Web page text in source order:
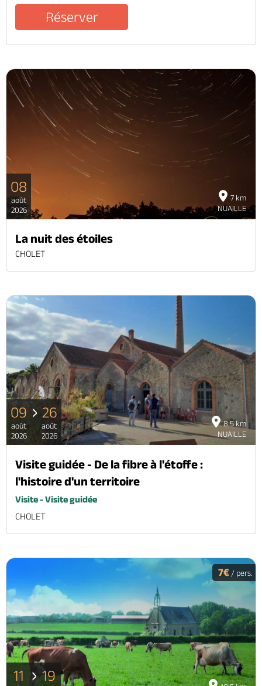
Réserver
7 km
NUAILLE
08
août
2026
La nuit des étoiles
CHOLET
8.5 km
NUAILLE
09
août
2026
26
août
2026
Visite guidée - De la fibre à l'étoffe :
l'histoire d'un territoire
Visite - Visite guidée
CHOLET
7€ / pers.
11 19